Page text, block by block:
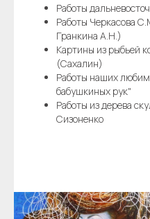
Работы
Работы Черкасова
Гранкина А.Н.)
Картины из рыбьей
(Сахалин)
Работы наших
бабушкиных рук"
Работы из дерева
Сизоненко